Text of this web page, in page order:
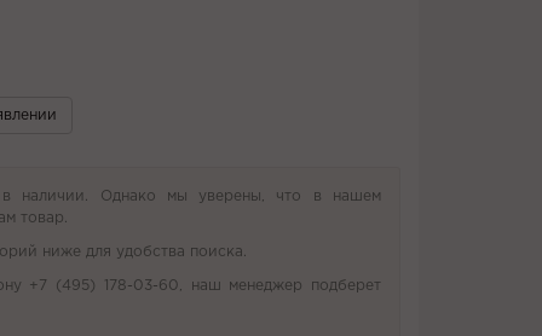
в наличии. Однако мы уверены, что в нашем
товар.
ниже для удобства поиска.
+7 (495) 178-03-60, наш менеджер подберет